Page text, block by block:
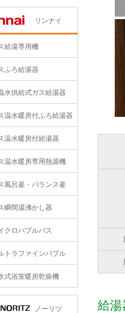
給
リンナイ
給湯専用機
ふろ給湯器
水供給式ガス給湯器
温水暖房付ふろ給湯器
温水暖房付給湯器
温水暖房専用熱源機
風呂釜・バランス釜
瞬間湯沸かし器
クロバブルバス
トラファインバブル
式浴室暖房乾燥機
ノーリツ